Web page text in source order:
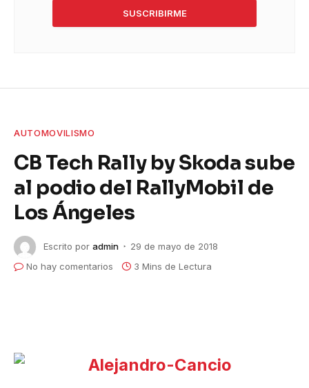
SUSCRIBIRME
AUTOMOVILISMO
CB Tech Rally by Skoda sube
al podio del RallyMobil de
Los Ángeles
Escrito por admin
29 de mayo de 2018
No hay comentarios
3 Mins de Lectura